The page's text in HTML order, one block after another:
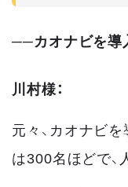
──カオナビを導
川村様：
元々、カオナビ
は300名ほどで、